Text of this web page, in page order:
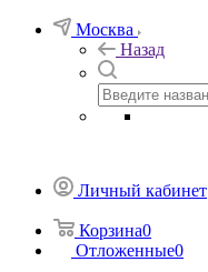
Москва
Назад
Личный кабинет
Корзина0
Отложенные0